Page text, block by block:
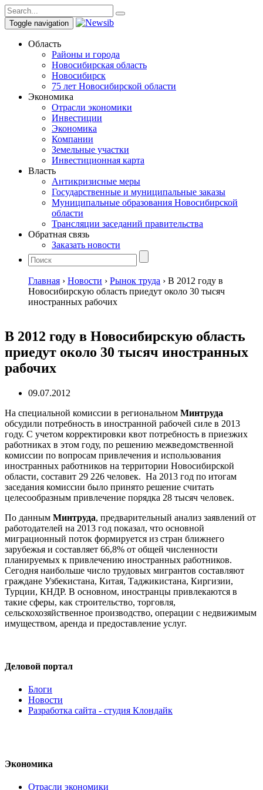
Toggle navigation
Область
Районы и города
Новосибирская область
Новосибирск
75 лет Новосибирской области
Экономика
Отрасли экономики
Инвестиции
Экономика
Компании
Земельные участки
Инвестиционная карта
Власть
Антикризисные меры
Государственные и муниципальные заказы
Муниципальные образования Новосибирской
области
Трансляции заседаний правительства
Обратная связь
Заказать новости
Главная › Новости › Рынок труда › В 2012 году в
Новосибирскую область приедут около 30 тысяч
иностранных рабочих
В 2012 году в Новосибирскую область
приедут около 30 тысяч иностранных
рабочих
09.07.2012
На специальной комиссии в региональном Минтруда
обсудили потребность в иностранной рабочей силе в 2013
году. С учетом корректировки квот потребность в приезжих
работниках в этом году, по решению межведомственной
комиссии по вопросам привлечения и использования
иностранных работников на территории Новосибирской
области, составит 29 226 человек. На 2013 год по итогам
заседания комиссии было принято решение считать
целесообразным привлечение порядка 28 тысяч человек.
По данным Минтруда, предварительный анализ заявлений от
работодателей на 2013 год показал, что основной
миграционный поток формируется из стран ближнего
зарубежья и составляет 66,8% от общей численности
планируемых к привлечению иностранных работников.
Сегодня наибольше число трудовых мигрантов составляют
граждане Узбекистана, Китая, Таджикистана, Киргизии,
Турции, КНДР. В основном, иностранцы привлекаются в
такие сферы, как строительство, торговля,
сельскохозяйственное производство, операции с недвижимым
имуществом, аренда и предоставление услуг.
Деловой портал
Блоги
Новости
Разработка сайта - студия Клондайк
Экономика
Отрасли экономики